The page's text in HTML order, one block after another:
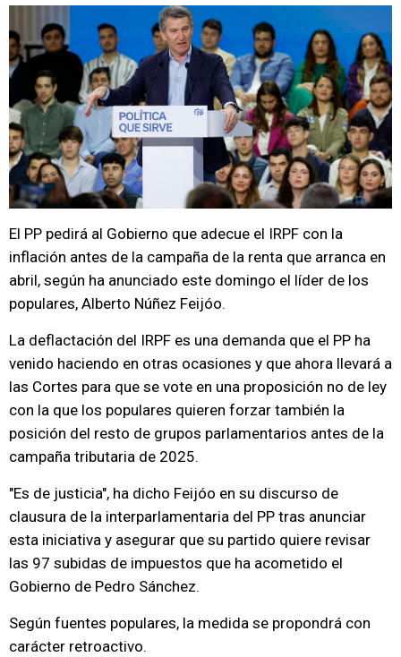
El PP pedirá al Gobierno que adecue el IRPF con la
inflación antes de la campaña de la renta que arranca en
abril, según ha anunciado este domingo el líder de los
populares, Alberto Núñez Feijóo.
La deflactación del IRPF es una demanda que el PP ha
venido haciendo en otras ocasiones y que ahora llevará a
las Cortes para que se vote en una proposición no de ley
con la que los populares quieren forzar también la
posición del resto de grupos parlamentarios antes de la
campaña tributaria de 2025.
"Es de justicia", ha dicho Feijóo en su discurso de
clausura de la interparlamentaria del PP tras anunciar
esta iniciativa y asegurar que su partido quiere revisar
las 97 subidas de impuestos que ha acometido el
Gobierno de Pedro Sánchez.
Según fuentes populares, la medida se propondrá con
carácter retroactivo.